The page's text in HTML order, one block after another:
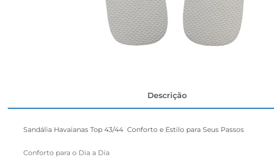
Descrição
Sandália Havaianas Top 43/44  Conforto e Estilo para Seus Passos
Conforto para o Dia a Dia